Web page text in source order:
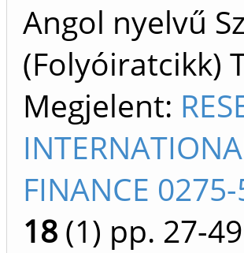
Angol nyelvű
(Folyóiratcikk)
Megjelent:
FINANCE
18 (1) pp. 27-49